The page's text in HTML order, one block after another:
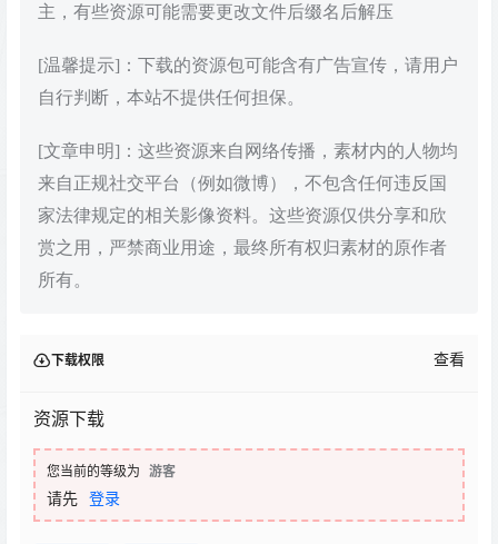
主，有些资源可能需要更改文件后缀名后解压
[温馨提示]：下载的资源包可能含有广告宣传，请用户
自行判断，本站不提供任何担保。
[文章申明]：这些资源来自网络传播，素材内的人物均
来自正规社交平台（例如微博），不包含任何违反国
家法律规定的相关影像资料。这些资源仅供分享和欣
赏之用，严禁商业用途，最终所有权归素材的原作者
所有。
下载权限 查看
资源下载
您当前的等级为 游客
请先 登录